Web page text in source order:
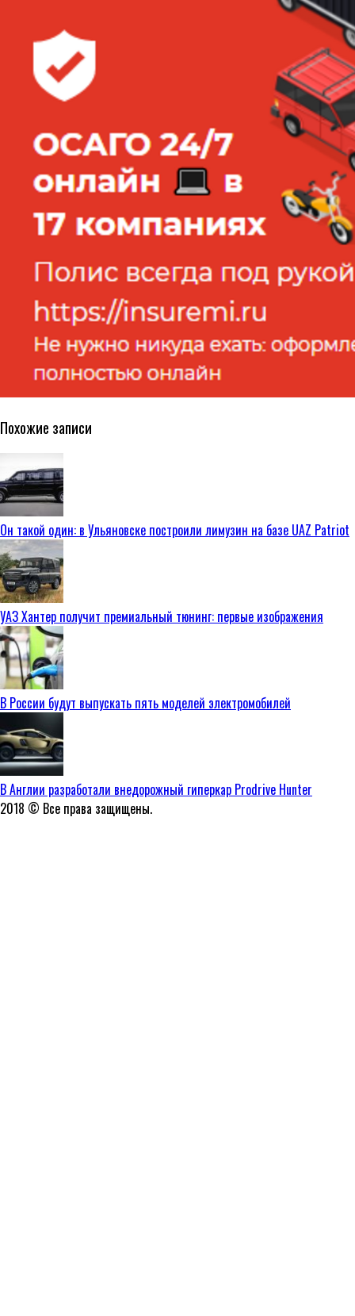
Похожие записи
Он такой один: в Ульяновске построили лимузин на базе UAZ Patriot
УАЗ Хантер получит премиальный тюнинг: первые изображения
В России будут выпускать пять моделей электромобилей
В Англии разработали внедорожный гиперкар Prodrive Hunter
2018 © Все права защищены.